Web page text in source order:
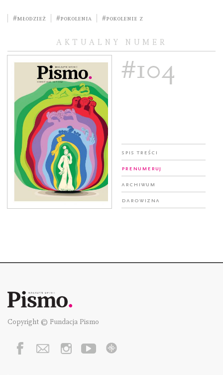
#młodzież #pokolenia #pokolenie Z
AKTUALNY NUMER
#104
Spis treści
Prenumeruj
Archiwum
Darowizna
Copyright © Fundacja Pismo